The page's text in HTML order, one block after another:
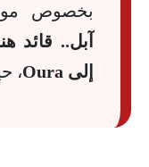
بخصوص
آبل.. قائد
إلى Oura
،